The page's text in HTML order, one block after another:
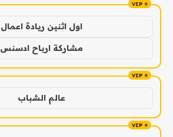
اول اثنين ريادة اعمال
مشاركة ارباح ادسنس
عالم الشباب